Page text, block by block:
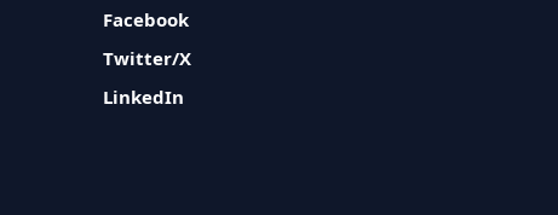
Facebook
Twitter/X
LinkedIn